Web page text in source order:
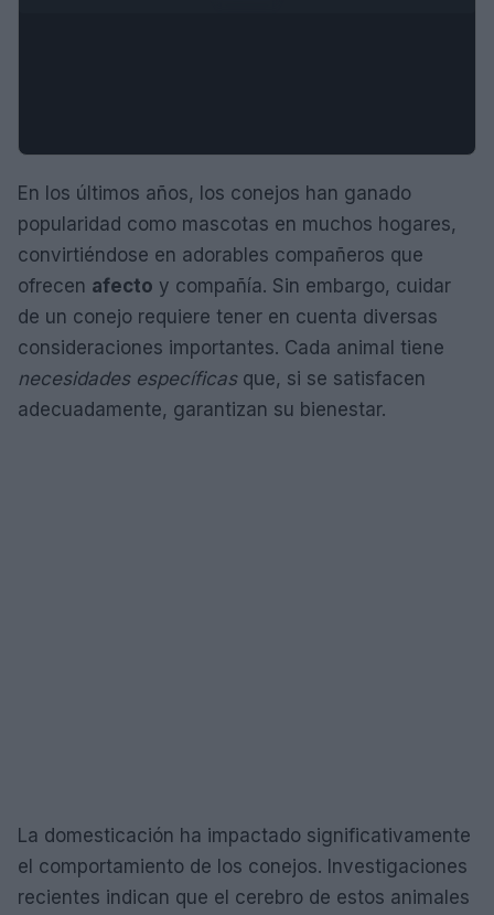
En los últimos años, los conejos han ganado
popularidad como mascotas en muchos hogares,
convirtiéndose en adorables compañeros que
ofrecen afecto y compañía. Sin embargo, cuidar
de un conejo requiere tener en cuenta diversas
consideraciones importantes. Cada animal tiene
necesidades específicasque, si se satisfacen
adecuadamente, garantizan su bienestar.
La domesticación ha impactado significativamente
el comportamiento de los conejos. Investigaciones
recientes indican que el cerebro de estos animales